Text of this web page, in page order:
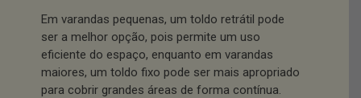
Em varandas pequenas, um toldo retrátil pode
ser a melhor opção, pois permite um uso
eficiente do espaço, enquanto em varandas
maiores, um toldo fixo pode ser mais apropriado
para cobrir grandes áreas de forma contínua.